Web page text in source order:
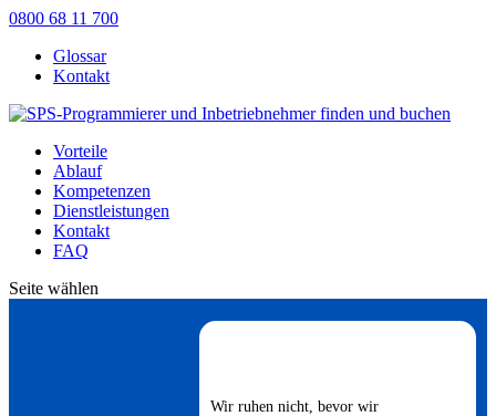
0800 68 11 700
Glossar
Kontakt
Vorteile
Ablauf
Kompetenzen
Dienstleistungen
Kontakt
FAQ
Seite wählen
Wir ruhen nicht, bevor wir